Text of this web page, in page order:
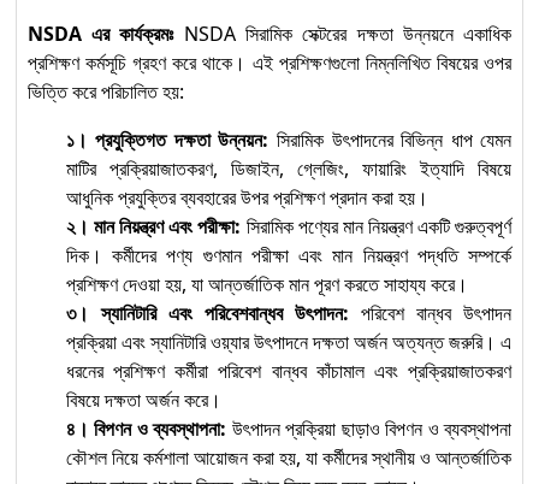
NSDA এর কার্যক্রমঃNSDA সিরামিক সেক্টরের দক্ষতা উন্নয়নে একাধিক
প্রশিক্ষণ কর্মসূচি গ্রহণ করে থাকে। এই প্রশিক্ষণগুলো নিম্নলিখিত বিষয়ের ওপর
ভিত্তি করে পরিচালিত হয়:
১। প্রযুক্তিগত দক্ষতা উন্নয়ন: সিরামিক উৎপাদনের বিভিন্ন ধাপ যেমন
মাটির প্রক্রিয়াজাতকরণ, ডিজাইন, গ্লেজিং, ফায়ারিং ইত্যাদি বিষয়ে
আধুনিক প্রযুক্তির ব্যবহারের উপর প্রশিক্ষণ প্রদান করা হয়।
২। মান নিয়ন্ত্রণ এবং পরীক্ষা: সিরামিক পণ্যের মান নিয়ন্ত্রণ একটি গুরুত্বপূর্ণ
দিক। কর্মীদের পণ্য গুণমান পরীক্ষা এবং মান নিয়ন্ত্রণ পদ্ধতি সম্পর্কে
প্রশিক্ষণ দেওয়া হয়, যা আন্তর্জাতিক মান পূরণ করতে সাহায্য করে।
৩। স্যানিটারি এবং পরিবেশবান্ধব উৎপাদন: পরিবেশ বান্ধব উৎপাদন
প্রক্রিয়া এবং স্যানিটারি ওয়্যার উৎপাদনে দক্ষতা অর্জন অত্যন্ত জরুরি। এ
ধরনের প্রশিক্ষণ কর্মীরা পরিবেশ বান্ধব কাঁচামাল এবং প্রক্রিয়াজাতকরণ
বিষয়ে দক্ষতা অর্জন করে।
৪। বিপণন ও ব্যবস্থাপনা: উৎপাদন প্রক্রিয়া ছাড়াও বিপণন ও ব্যবস্থাপনা
কৌশল নিয়ে কর্মশালা আয়োজন করা হয়, যা কর্মীদের স্থানীয় ও আন্তর্জাতিক